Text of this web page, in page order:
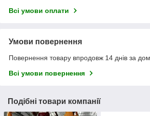
Всі умови оплати
Умови повернення
Повернення товару впродовж 14 днів за
Всі умови повернення
Подібні товари компанії